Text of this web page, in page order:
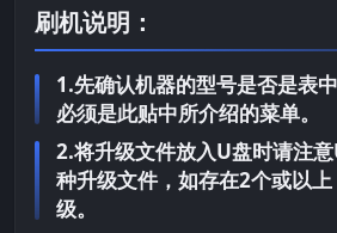
刷机说明：
1.先确认机器的型号是否是表
必须是此贴中所介绍的菜单。
2.将升级文件放入U盘时请注
种升级文件，如存在2个或以
级。